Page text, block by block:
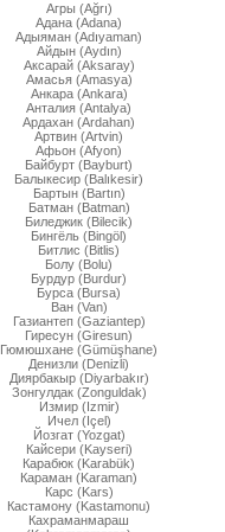
Агры (Ağrı)
Адана (Adana)
Адыяман (Adıyaman)
Айдын (Aydın)
Аксарай (Aksaray)
Амасья (Amasya)
Анкара (Ankara)
Анталия (Antalya)
Ардахан (Ardahan)
Артвин (Artvin)
Афьон (Afyon)
Байбурт (Bayburt)
Балыкесир (Balıkesir)
Бартын (Bartın)
Батман (Batman)
Биледжик (Bilecik)
Бингёль (Bingöl)
Битлис (Bitlis)
Болу (Bolu)
Бурдур (Burdur)
Бурса (Bursa)
Ван (Van)
Газиантеп (Gaziantep)
Гиресун (Giresun)
Гюмюшхане (Gümüşhane)
Денизли (Denizli)
Диярбакыр (Diyarbakır)
Зонгулдак (Zonguldak)
Измир (Izmir)
Ичел (Içel)
Йозгат (Yozgat)
Кайсери (Kayseri)
Карабюк (Karabük)
Караман (Karaman)
Карс (Kars)
Кастамону (Kastamonu)
Кахраманмараш